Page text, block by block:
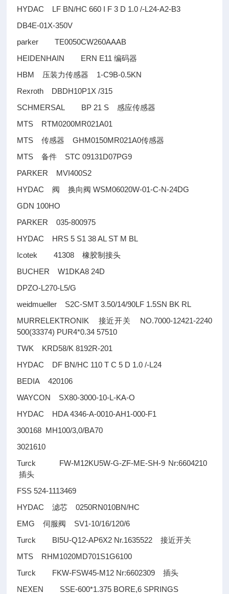
HYDAC LF BN/HC 660 I F 3 D 1.0 /-L24-A2-B3
DB4E-01X-350V
parker TE0050CW260AAAB
HEIDENHAIN ERN E11编码器
HBM 压装力传感器
1-C9B-0.5KN
Rexroth DBDH10P1X /315
SCHMERSAL BP 21 S感应传感器
MTS RTM0200MR021A01
MTS传感器 GHM0150MR021A0传感器
MTS备件 STC 09131D07PG9
PARKER MVI400S2
HYDAC 阀 换向阀 WSM06020W-01-C-N-24DG
GDN 100HO
PARKER 035-800975
HYDAC HRS 5 S1 38 AL ST M BL
Icotek 41308橡胶制接头
BUCHER W1DKA8 24D
DPZO-L270-L5/G
weidmueller S2C-SMT 3.50/14/90LF 1.5SN BK RL
MURRELEKTRONIK 接近开关
NO.7000-12421-2240
500(33374) PUR4*0.34 57510
TWK KRD58/K 8192R-201
HYDAC DF BN/HC 110 T C 5 D 1.0 /-L24
BEDIA 420106
WAYCON SX80-3000-10-L-KA-O
HYDAC HDA 4346-A-0010-AH1-000-F1
300168 MH100/3,0/BA70
3021610
Turck FW-M12KU5W-G-ZF-ME-SH-9 Nr:6604210
插头
FSS 524-1113469
HYDAC滤芯 0250RN010BN/HC
EMG伺服阀
SV1-10/16/120/6
Turck BI5U-Q12-AP6X2 Nr.1635522接近开关
MTS RHM1020MD701S1G6100
Turck FKW-FSW45-M12 Nr:6602309插头
NEXEN SSE-600*1.375 BORE,6 SPRINGS